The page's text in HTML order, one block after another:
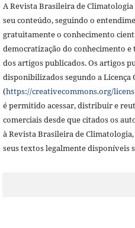
A Revista Brasileira de
seu conteúdo, seguindo o
gratuitamente o conhecimento
democratização do conhecimento
dos artigos publicados. Os artigos
disponibilizados segundo a Licença
(https://creativecommons.org/
é permitido acessar, distribuir e
comerciais desde que citados os
à Revista Brasileira de Climatologia,
seus textos legalmente disponíveis